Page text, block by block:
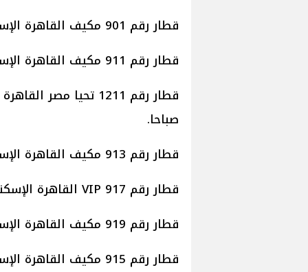
قطار رقم 901 مكيف القاهرة الإسكندرية موعد قيامه الساعة 8.10 صباحا.
قطار رقم 911 مكيف القاهرة الإسكندرية موعد قيامه الساعة 10.00 صباحا.
صباحا.
قطار رقم 913 مكيف القاهرة الإسكندرية موعد قيامه الساعة 12.00 ظهرا.
قطار رقم 917 VIP القاهرة الإسكندرية مباشر موعد قيامه الساعة 15.00 ظهرا.
قطار رقم 919 مكيف القاهرة الإسكندرية موعد قيامه الساعة 14.25 ظهرا.
قطار رقم 915 مكيف القاهرة الإسكندرية موعد قيامه الساعة 15.10 عصرا.